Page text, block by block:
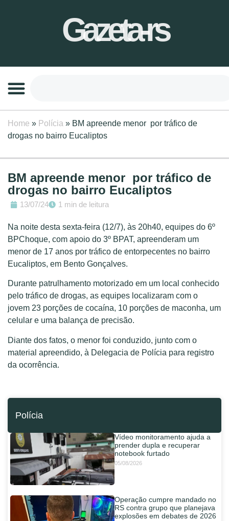
Gazeta-rs
Home » Polícia » BM apreende menor por tráfico de
drogas no bairro Eucaliptos
BM apreende menor por tráfico de
drogas no bairro Eucaliptos
13/07/24 1 min de leitura
Na noite desta sexta-feira (12/7), às 20h40, equipes do 6º
BPChoque, com apoio do 3º BPAT, apreenderam um
menor de 17 anos por tráfico de entorpecentes no bairro
Eucaliptos, em Bento Gonçalves.
Durante patrulhamento motorizado em um local conhecido
pelo tráfico de drogas, as equipes localizaram com o
jovem 23 porções de cocaína, 10 porções de maconha, um
celular e uma balança de precisão.
Diante dos fatos, o menor foi conduzido, junto com o
material apreendido, à Delegacia de Polícia para registro
da ocorrência.
Polícia
Vídeo monitoramento ajuda a
prender dupla e recuperar
notebook furtado
05/08/2026
Operação cumpre mandado no
RS contra grupo que planejava
explosões em debates de 2026